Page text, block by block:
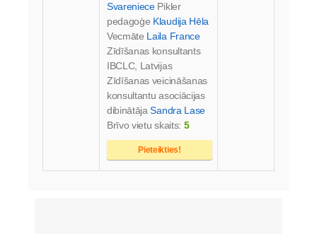
SvareniecePikler
pedagoģe Klaudija Hēla
Vecmāte Laila France
Zīdīšanas konsultants
IBCLC, Latvijas
Zīdīšanas veicināšanas
konsultantu asociācijas
dibinātājaSandra Lase
Brīvo vietu skaits: 5
Pieteikties!